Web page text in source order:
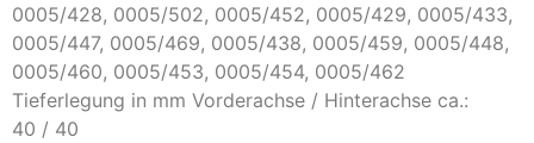
0005/428, 0005/502, 0005/452, 0005/429, 0005/433,
0005/447, 0005/469, 0005/438, 0005/459, 0005/448,
0005/460, 0005/453, 0005/454, 0005/462
Tieferlegung in mm Vorderachse / Hinterachse ca.:
40 / 40